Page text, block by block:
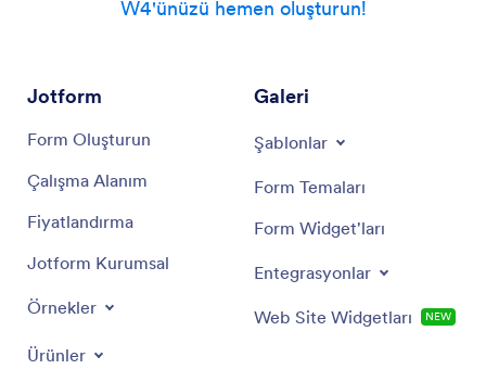
W4'ünüzü hemen oluşturun!
Jotform
Form Oluşturun
Çalışma Alanım
Fiyatlandırma
Jotform Kurumsal
Örnekler
Ürünler
Galeri
Şablonlar
Form Temaları
Form Widget'ları
Entegrasyonlar
Web Site Widgetları NEW